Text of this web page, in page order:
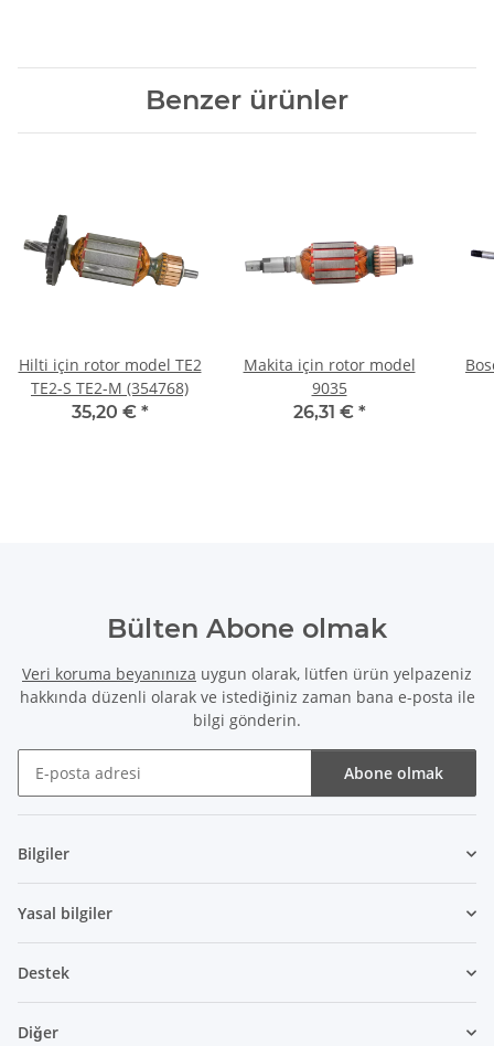
Benzer ürünler
Hilti için rotor model TE2
TE2-S TE2-M (354768)
35,20 € *
Makita için rotor model
9035
26,31 € *
Bülten Abone olmak
Veri koruma beyanınıza uygun olarak, lütfen ürün yelpazeniz
hakkında düzenli olarak ve istediğiniz zaman bana e-posta ile
bilgi gönderin.
Abone olmak
Bilgiler
Yasal bilgiler
Destek
Diğer